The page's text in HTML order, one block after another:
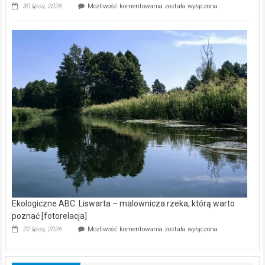
30 lipca, 2026 Możliwość komentowania Ekologiczne
kamerą
wśród
została wyłączona
Ekologiczne ABC. Liswarta – malownicza rzeka, którą warto
poznać [fotorelacja]
22 lipca, 2026 Możliwość komentowania Ekologiczne
–
została wyłączona